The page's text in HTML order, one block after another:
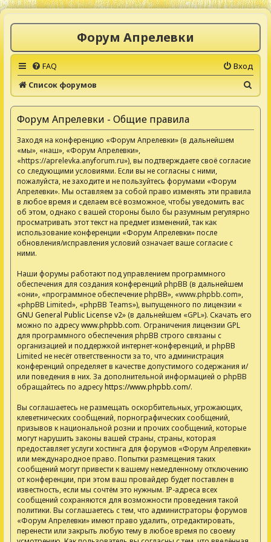
Форум Апрелевки
FAQ
Вход
Список форумов
о
с
Форум Апрелевки - Общие правила
Заходя на конференцию «Форум Апрелевки» (в дальнейшем
«мы», «наш», «Форум Апрелевки»,
«https://aprelevka.anyforum.ru»), вы подтверждаете своё согласие
со следующими условиями. Если вы не согласны с ними,
пожалуйста, не заходите и не пользуйтесь форумами «Форум
Апрелевки». Мы оставляем за собой право изменять эти правила
в любое время и сделаем всё возможное, чтобы уведомить вас
об этом, однако с вашей стороны было бы разумным регулярно
просматривать этот текст на предмет изменений, так как
использование конференции «Форум Апрелевки» после
обновления/исправления условий означает ваше согласие с
ними.
Наши форумы работают под управлением программного
обеспечения для создания конференций phpBB (в дальнейшем
«они», «программное обеспечение phpBB», «www.phpbb.com»,
«phpBB Limited», «phpBB Teams»), выпущенного по лицензии «
GNU General Public License v2» (в дальнейшем «GPL»). Скачать его
можно по адресуwww.phpbb.com. Ограничения лицензии GPL
для программного обеспечения phpBB строго связаны с
организацией и поддержкой интернет-конференций, и phpBB
Limited не несёт ответственности за то, что администрация
конференций определяет в качестве допустимого содержания и/
или поведения в них. За дополнительной информацией о phpBB
обращайтесь по адресуhttps://www.phpbb.com/.
Вы соглашаетесь не размещать оскорбительных, угрожающих,
клеветнических сообщений, порнографических сообщений,
призывов к национальной розни и прочих сообщений, которые
могут нарушить законы вашей страны, страны, которая
предоставляет услуги хостинга для форумов «Форум Апрелевки»
или международное право. Попытки размещения таких
сообщений могут привести к вашему немедленному отключению
от конференции, при этом ваш провайдер будет поставлен в
известность, если мы сочтём это нужным. IP-адреса всех
сообщений сохраняются для возможности проведения такой
политики. Вы соглашаетесь с тем, что администраторы форумов
«Форум Апрелевки» имеют право удалить, отредактировать,
перенести или закрыть любую тему в любое время по своему